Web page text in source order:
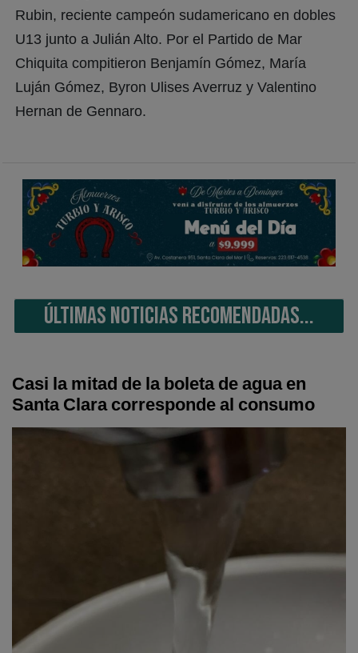
Rubin, reciente campeón sudamericano en dobles
U13 junto a Julián Alto. Por el Partido de Mar
Chiquita compitieron Benjamín Gómez, María
Luján Gómez, Byron Ulises Averruz y Valentino
Hernan de Gennaro.
ÚLTIMAS NOTICIAS RECOMENDADAS...
Casi la mitad de la boleta de agua en
Santa Clara corresponde al consumo